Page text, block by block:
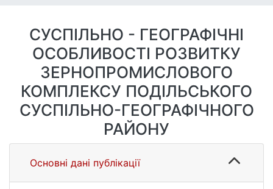
СУСПІЛЬНО - ГЕОГРАФІЧНІ
ОСОБЛИВОСТІ РОЗВИТКУ
ЗЕРНОПРОМИСЛОВОГО
КОМПЛЕКСУ ПОДІЛЬСЬКОГО
СУСПІЛЬНО-ГЕОГРАФІЧНОГО
РАЙОНУ
Основні дані публікації